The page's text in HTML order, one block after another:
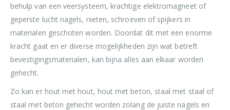
behulp van een veersysteem, krachtige elektromagneet of
geperste lucht nagels, nieten, schroeven of spijkers in
materialen geschoten worden. Doordat dit met een enorme
kracht gaat en er diverse mogelijkheden zijn wat betreft
bevestigingsmaterialen, kan bijna alles aan elkaar worden
gehecht.
Zo kan er hout met hout, hout met beton, staal met staal of
staal met beton gehecht worden zolang de juiste nagels en